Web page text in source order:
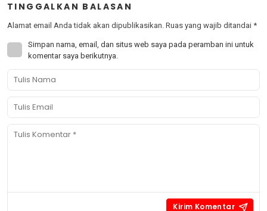
TINGGALKAN BALASAN
Alamat email Anda tidak akan dipublikasikan. Ruas yang wajib ditandai *
Simpan nama, email, dan situs web saya pada peramban ini untuk
komentar saya berikutnya.